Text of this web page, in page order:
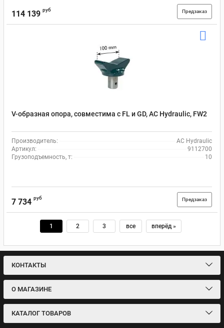
114 139 руб Предзаказ
V-образная опора, совместима с FL и GD, AC Hydraulic, FW2
Производитель:
AC Hydraulic
Артикул:
9112700
Грузоподъемность, т:
10
7 734 руб Предзаказ
1 2 3 все вперёд »
КОНТАКТЫ
О МАГАЗИНЕ
КАТАЛОГ ТОВАРОВ